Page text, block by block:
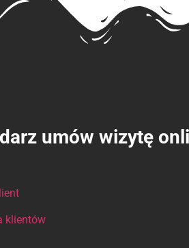
umów wizytę
klientów